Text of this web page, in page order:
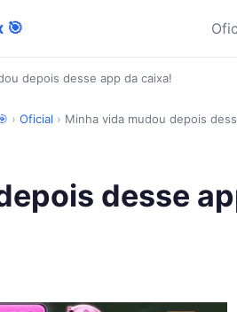
🎯
depois desse app da caixa!
› Oficial › Minha vida mudou depois
desse